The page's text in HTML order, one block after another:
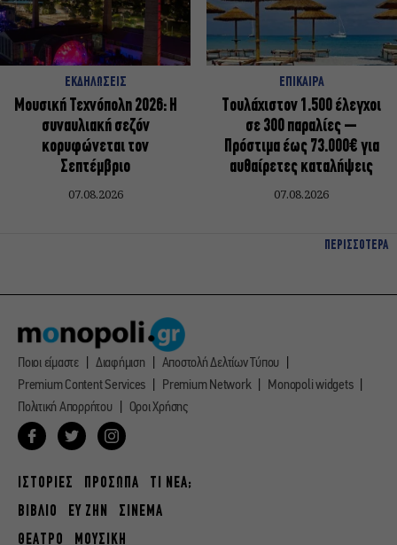
ΕΚΔΗΛΩΣΕΙΣ
Μουσική Τεχνόπολη 2026: Η
συναυλιακή σεζόν
κορυφώνεται τον
Σεπτέμβριο
07.08.2026
ΕΠΙΚΑΙΡΑ
Τουλάχιστον 1.500 έλεγχοι
σε 300 παραλίες –
Πρόστιμα έως 73.000€ για
αυθαίρετες καταλήψεις
07.08.2026
ΠΕΡΙΣΣΟΤΕΡΑ
Ποιοι είμαστε Διαφήμιση
Αποστολή Δελτίων Τύπου
Premium Content Services
Premium Network
Monopoli widgets
Πολιτική Απορρήτου
Οροι Χρήσης
ΙΣΤΟΡΙΕΣ ΠΡΟΣΩΠΑ
ΤΙ ΝΕΑ;
ΒΙΒΛΙΟ
ΕΥ ΖΗΝ
ΣΙΝΕΜΑ
ΘΕΑΤΡΟ
ΜΟΥΣΙΚΗ